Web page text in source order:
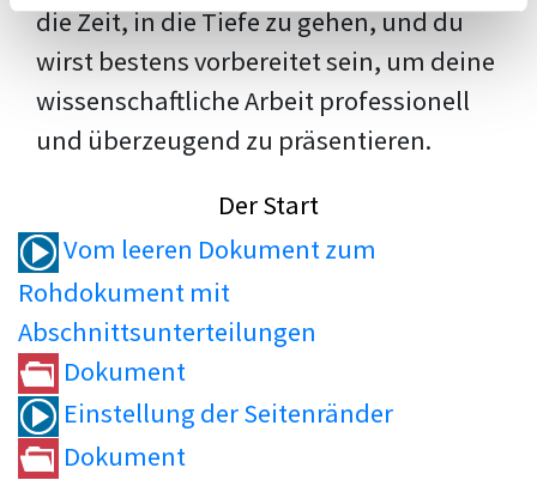
die Zeit, in die Tiefe zu gehen, und du
wirst bestens vorbereitet sein, um deine
wissenschaftliche Arbeit professionell
und überzeugend zu präsentieren.
Der Start
Vom leeren Dokument zum
Rohdokument mit
Abschnittsunterteilungen
Dokument
Einstellung der Seitenränder
Dokument